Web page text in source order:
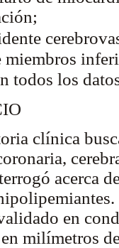
todos los
clínica
acerca
en
milímetros